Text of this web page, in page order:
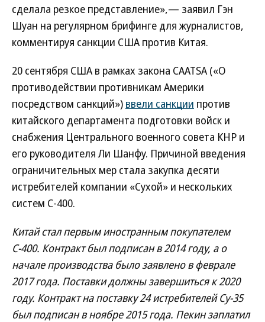
сделала резкое представление»,— заявил Гэн
Шуан на регулярном брифинге для журналистов,
комментируя санкции США против Китая.
20 сентября США в рамках закона CAATSA («О
противодействии противникам Америки
посредством санкций») ввели санкции против
китайского департамента подготовки войск и
снабжения Центрального военного совета КНР и
его руководителя Ли Шанфу. Причиной введения
ограничительных мер стала закупка десяти
истребителей компании «Сухой» и нескольких
систем С-400.
Китай стал первым иностранным покупателем
С-400. Контракт был подписан в 2014 году, а о
начале производства было заявлено в феврале
2017 года. Поставки должны завершиться к 2020
году. Контракт на поставку 24 истребителей Су-35
был подписан в ноябре 2015 года. Пекин заплатил